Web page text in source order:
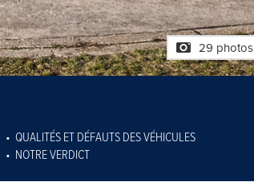
29 photos
QUALITÉS ET DÉFAUTS DES VÉHICULES
NOTRE VERDICT